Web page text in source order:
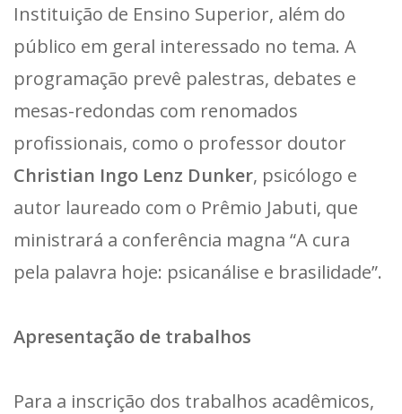
Instituição de Ensino Superior, além do
público em geral interessado no tema. A
programação prevê palestras, debates e
mesas-redondas com renomados
profissionais, como o professor doutor
Christian Ingo Lenz Dunker, psicólogo e
autor laureado com o Prêmio Jabuti, que
ministrará a conferência magna “A cura
pela palavra hoje: psicanálise e brasilidade”.
Apresentação de trabalhos
Para a inscrição dos trabalhos acadêmicos,